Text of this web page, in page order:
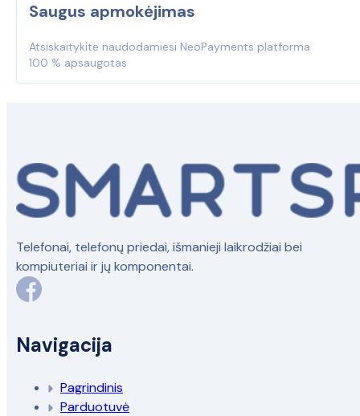
Saugus apmokėjimas
Atsiskaitykite naudodamiesi NeoPayments platforma
100 % apsaugotas
Telefonai, telefonų priedai, išmanieji laikrodžiai bei
kompiuteriai ir jų komponentai.
Navigacija
Pagrindinis
Parduotuvė